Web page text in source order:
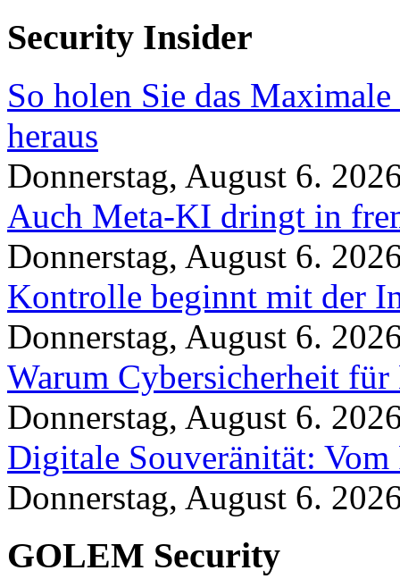
Security Insider
So holen Sie das
heraus
Donnerstag, August 6.
Auch Meta-KI dringt in
Donnerstag, August 6.
Kontrolle beginnt mit der
Donnerstag, August 6.
Warum Cybersicherheit für
Donnerstag, August 6.
Digitale Souveränität:
Donnerstag, August 6.
GOLEM Security